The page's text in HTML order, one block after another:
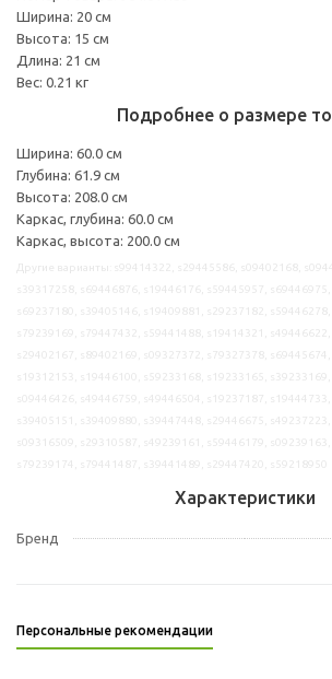
Ширина: 20 см
Высота: 15 см
Длина: 21 см
Вес: 0.21 кг
Подробнее о размере
Ширина: 60.0 см
Глубина: 61.9 см
Высота: 208.0 см
Каркас, глубина: 60.0 см
Каркас, высота: 200.0 см
Характеристики
Бренд
Персональные рекомендации